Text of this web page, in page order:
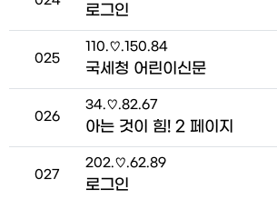
로그인
번호
025
접속자
110.♡.150.84
국세청 어린이신문
번호
026
접속자
34.♡.82.67
아는 것이 힘! 2 페이지
번호
027
접속자
202.♡.62.89
로그인